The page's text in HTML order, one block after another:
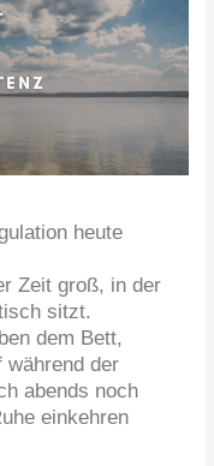
heute
Zeit groß, in der
sitzt.
dem Bett,
während der
abends noch
einkehren